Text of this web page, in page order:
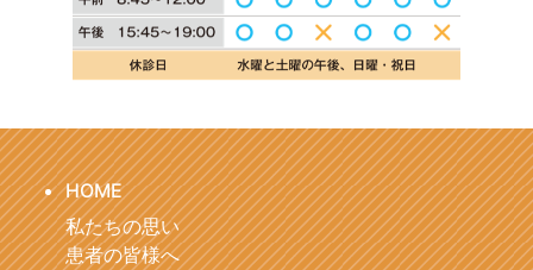
HOME
私たちの思い
患者の皆様へ